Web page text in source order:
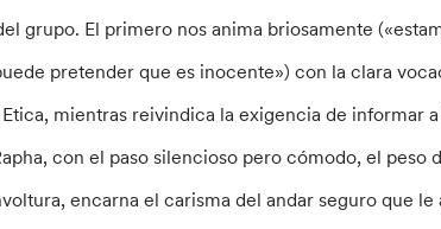
grupo. El primero nos anima briosamente
pretender que es inocente») con la clara
mientras reivindica la exigencia de informar
con el paso silencioso pero cómodo, el peso
encarna el carisma del andar seguro que le